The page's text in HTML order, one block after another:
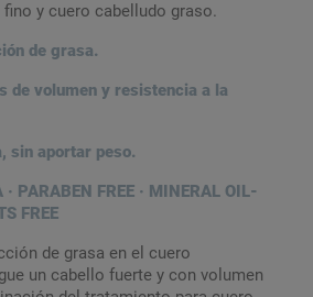
y cuero cabelludo graso.
de grasa.
de volumen y resistencia a la
sin aportar peso.
PARABEN FREE · MINERAL OIL-
FREE
de grasa en el cuero
un cabello fuerte y con volumen